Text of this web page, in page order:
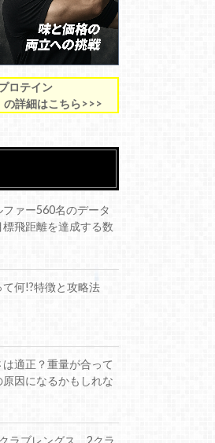
ロテイン
の詳細はこちら>>>
ァー560名のデータ
飛距離を達成する数
何!?特徴と攻略法
適正？重量が合って
因になるかもしれな